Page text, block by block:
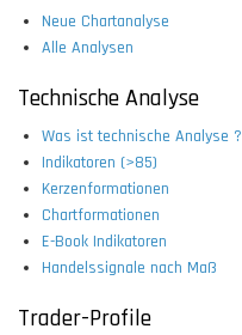
Neue Chartanalyse
Alle Analysen
Technische Analyse
Was ist technische Analyse ?
Indikatoren (>85)
Kerzenformationen
Chartformationen
E-Book Indikatoren
Handelssignale nach Maß
Trader-Profile